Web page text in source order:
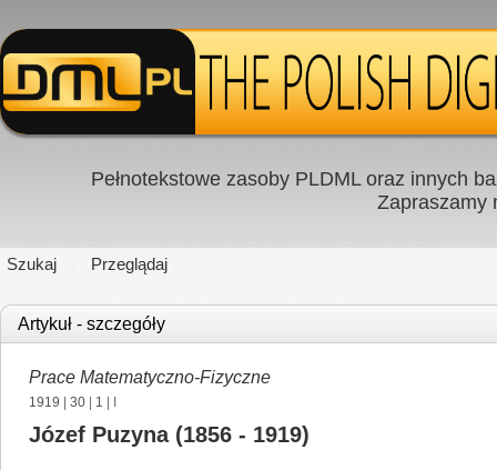
Pełnotekstowe zasoby PLDML oraz innych
Zapraszamy
Szukaj Przeglądaj
Artykuł - szczegóły
Prace Matematyczno-Fizyczne
1919 30 1
Józef Puzyna (1856 - 1919)